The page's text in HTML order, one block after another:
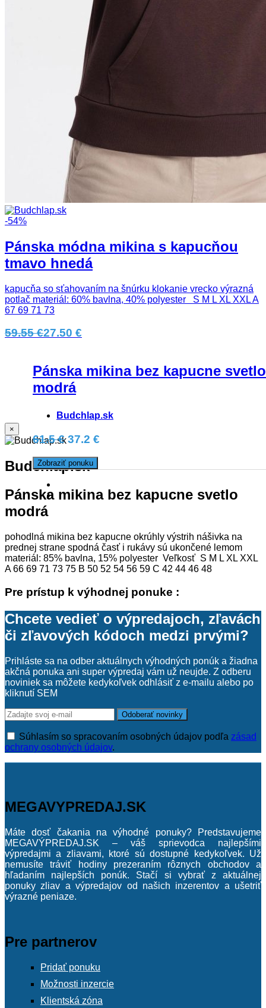
-54%
Pánska módna mikina s kapucňou
tmavo hnedá
kapucňa so sťahovaním na šnúrku klokanie vrecko výrazná
potlač materiál: 60% bavlna, 40% polyester S M L XL XXL A
67 69 71 73
59.55 €27.50 €
Pánska mikina bez kapucne svetlo
modrá
Budchlap.sk
61.5 € 37.2 €
Zobraziť ponuku
×
Budchlap.sk
Pánska mikina bez kapucne svetlo
modrá
pohodlná mikina bez kapucne okrúhly výstrih nášivka na
prednej strane spodná časť i rukávy sú ukončené lemom
materiál: 85% bavlna, 15% polyester Veľkosť S M L XL XXL
A 66 69 71 73 75 B 50 52 54 56 59 C 42 44 46 48
Pre prístup k výhodnej ponuke :
Chcete vedieť o výpredajoch, zľavách
či zľavových kódoch medzi prvými?
Prihláste sa na odber aktuálnych výhodných ponúk a žiadna
akčná ponuka ani super výpredaj vám už neujde. Z odberu
noviniek sa môžete kedykoľvek odhlásiť z e-mailu alebo po
kliknutí SEM
Súhlasím so spracovaním osobných údajov podľa zásad
ochrany osobných údajov.
MEGAVYPREDAJ.SK
Máte dosť čakania na výhodné ponuky? Predstavujeme
MEGAVÝPREDAJ.SK – váš sprievodca najlepšími
výpredajmi a zliavami, ktoré sú dostupné kedykoľvek. Už
nemusíte tráviť hodiny prezeraním rôznych obchodov a
hľadaním najlepších ponúk. Stačí si vybrať z aktuálnej
ponuky zliav a výpredajov od našich inzerentov a ušetriť
výrazné peniaze.
Pre partnerov
Pridať ponuku
Možnosti inzercie
Klientská zóna